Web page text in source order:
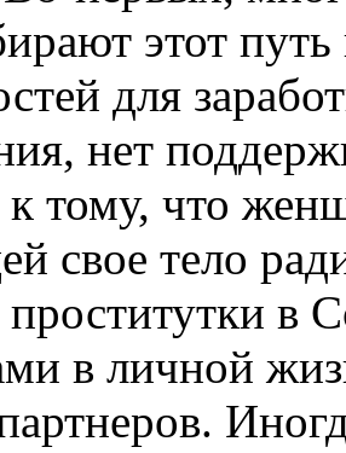
этот путь
для
нет
тому, что
свое тело
в
в личной